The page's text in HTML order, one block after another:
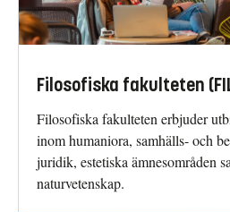
Filosofiska fakulteten
Filosofiska fakulteten erbjuder
inom humaniora, samhälls- och
juridik, estetiska ämnesområden
naturvetenskap.